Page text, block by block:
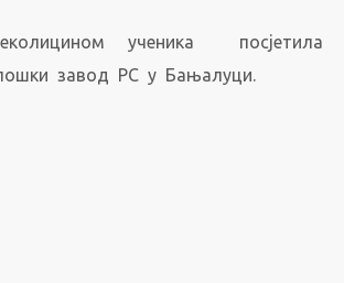
ученика посјетила
завод РС у Бањалуци.